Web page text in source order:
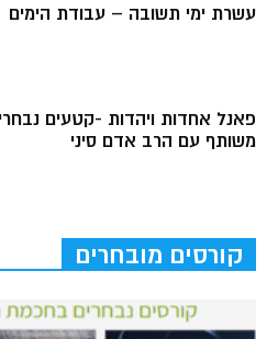
עשרת ימי תשובה – עבודת הימים
פאנל אחדות ויהדות -קטעים
משותף עם הרב אדם סיני
קורסים מובחרים